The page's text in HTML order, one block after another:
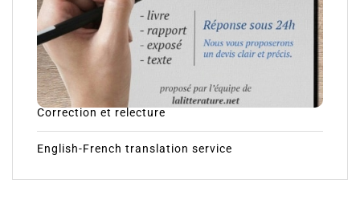
Correction et relecture
English-French translation service